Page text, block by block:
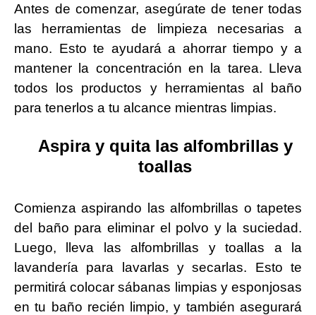
Antes de comenzar, asegúrate de tener todas
las herramientas de limpieza necesarias a
mano. Esto te ayudará a ahorrar tiempo y a
mantener la concentración en la tarea. Lleva
todos los productos y herramientas al baño
para tenerlos a tu alcance mientras limpias.
Aspira y quita las alfombrillas y
toallas
Comienza aspirando las alfombrillas o tapetes
del baño para eliminar el polvo y la suciedad.
Luego, lleva las alfombrillas y toallas a la
lavandería para lavarlas y secarlas. Esto te
permitirá colocar sábanas limpias y esponjosas
en tu baño recién limpio, y también asegurará